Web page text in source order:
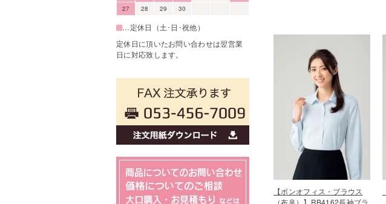
【ボンオフィス・ブラウス
27
28 29 30
…定休日（土･日･祝他）
定休日に頂いたお問い合わせは翌営業
日に対応致します。